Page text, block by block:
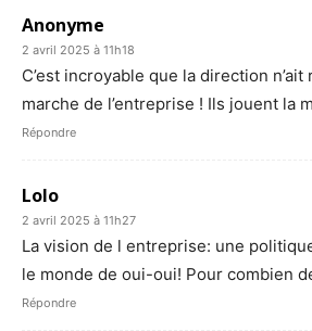
Anonyme
2 avril 2025 à 11h18
C’est incroyable que la direction
marche de l’entreprise ! Ils jouent la
Répondre
Lolo
2 avril 2025 à 11h27
La vision de l entreprise: une
le monde de oui-oui! Pour combien
Répondre